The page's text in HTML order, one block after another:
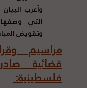
وأعرب
التي وصفها
وتقويض
مراسيم
قضائية
فلسطينية: